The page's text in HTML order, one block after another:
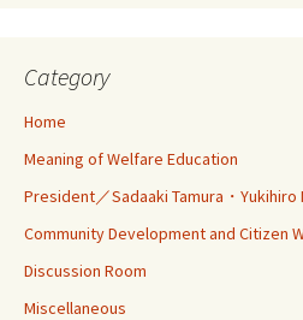
Category
Home
Meaning of Welfare Education
President／Sadaaki Tamura・Yukihiro
Community Development and Citizen
Discussion Room
Miscellaneous